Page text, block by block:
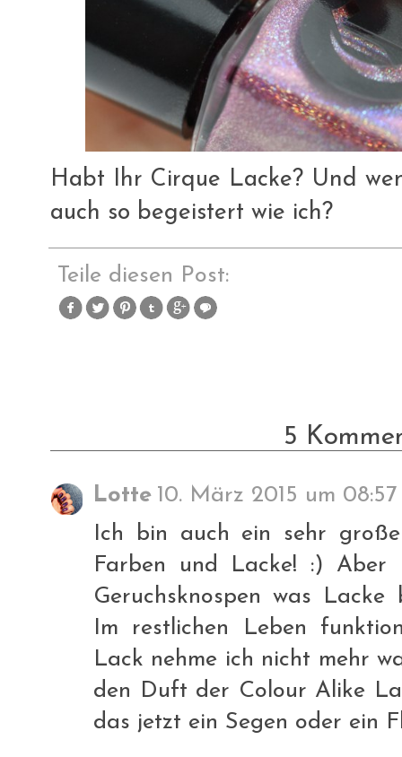
Habt Ihr Cirque Lacke? Und
auch so begeistert wie ich?
Teile diesen Post:
5
Lotte 10. März 2015 um 08:57
Ich bin auch ein sehr
Farben und Lacke! :) Aber
Geruchsknospen was
Im restlichen Leben
Lack nehme ich nicht mehr
den Duft der Colour Alike
das jetzt ein Segen oder ein